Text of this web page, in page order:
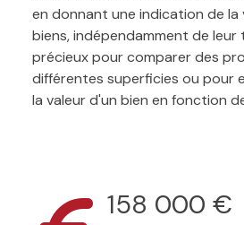
en donnant une indication de la
biens, indépendamment de leur
précieux pour comparer des
différentes superficies ou pour
la valeur d'un bien en fonction
158 000 €